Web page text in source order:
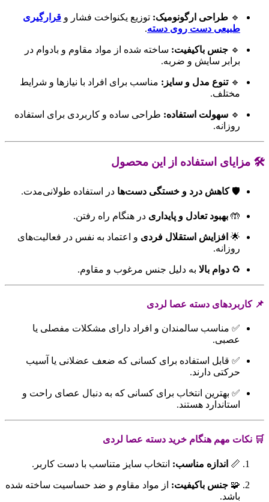
🔹 طراحی ارگونومیک: توزیع یکنواخت فشار و قرارگیری
طبیعی دست روی دسته.
🔹 جنس باکیفیت: ساخته شده از مواد مقاوم و بادوام در
برابر سایش و ضربه.
🔹تنوع مدل و سایز: مناسب برای افراد با نیازها و شرایط
مختلف.
🔹 سهولت استفاده: طراحی ساده و کاربردی برای استفاده
روزانه.
🛠️ مزایای استفاده از این محصول
🛡️کاهش درد و خستگی دست‌ها در استفاده طولانی‌مدت.
🤲 بهبود تعادل و پایداری در هنگام راه رفتن.
🌟 افزایش استقلال فردی و اعتماد به نفس در فعالیت‌های
روزانه.
♻️ دوام بالا به دلیل جنس مرغوب و مقاوم.
📌 کاربردهای دسته عصا لردی
✅ مناسب سالمندان و افراد دارای مشکلات مفصلی یا
عصبی.
✅ قابل استفاده برای کسانی که ضعف عضلانی یا آسیب
حرکتی دارند.
✅ بهترین انتخاب برای کسانی که به دنبال عصای راحت و
استاندارد هستند.
🛒 نکات مهم هنگام خرید دسته عصا لردی
📏 اندازه مناسب: انتخاب سایز متناسب با دست کاربر.
🧩 جنس باکیفیت: از مواد مقاوم و ضد حساسیت ساخته شده
باشد.